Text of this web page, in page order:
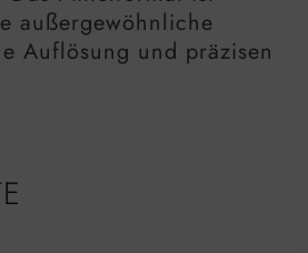
außergewöhnliche
Auflösung und präzisen